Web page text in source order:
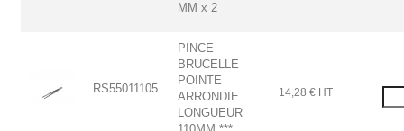
MM x 2
RS55011105
PINCE
BRUCELLE
POINTE
ARRONDIE
LONGUEUR
14,28 € HT